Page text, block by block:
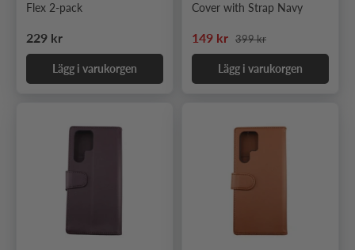
Flex 2-pack
Ordinarie pris
229 kr
Lägg i varukorgen
Cover with Strap Navy
Nedsatt pris
149 kr Ordinarie pris
399 kr
Lägg i varukorgen